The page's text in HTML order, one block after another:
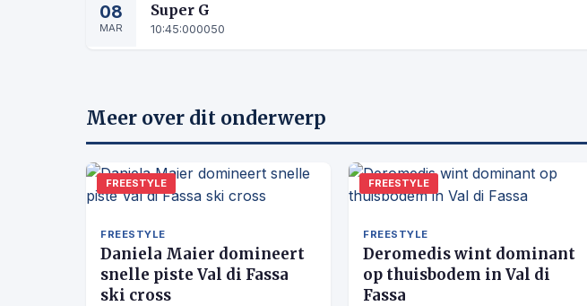
08
MAR
Super G
10:45:000050
Meer over dit onderwerp
FREESTYLE
FREESTYLE
Daniela Maier domineert
snelle piste Val di Fassa
ski cross
FREESTYLE
FREESTYLE
Deromedis wint dominant
op thuisbodem in Val di
Fassa